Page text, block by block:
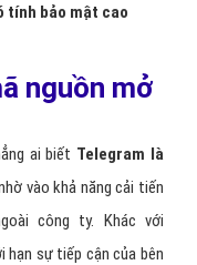
tính bảo mật cao
nguồn mở
ai biết Telegram là
vào khả năng cải tiến
công ty. Khác với
hạn sự tiếp cận của bên